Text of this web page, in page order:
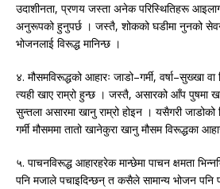
उदाशीनता, प्रणय जस्ता अनेक परिस्थितिहरू
अनुरूपको हुनुपर्छ । जस्तै, शोकको घडीमा नुनको सेवन,
भोजनलाई विरूद्ध मानिन्छ ।
४. मौसमविरूद्धको आहारः जाडो–गर्मी, वर्षा–सुख्खा
त्यही खाए राम्रो हुन्छ । जस्तै, असारको आँप पुषमा
सुन्तला असारमा खानु राम्रो होइन । यसैगरी
गर्मी मौसममा तातो खानेकुरा खानु मौसम विरूद्धका
५. पाचनविरूद्ध आहारहरेक मान्छेमा पाचन क्षमता
पनि मजाले पचाइदिन्छन् त कसैले सामान्य भोजन